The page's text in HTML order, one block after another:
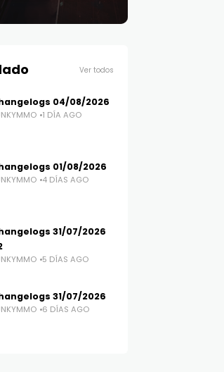
Ver todos
04/08/2026
1 DÍA AGO
01/08/2026
4 DÍAS AGO
31/07/2026
5 DÍAS AGO
31/07/2026
6 DÍAS AGO